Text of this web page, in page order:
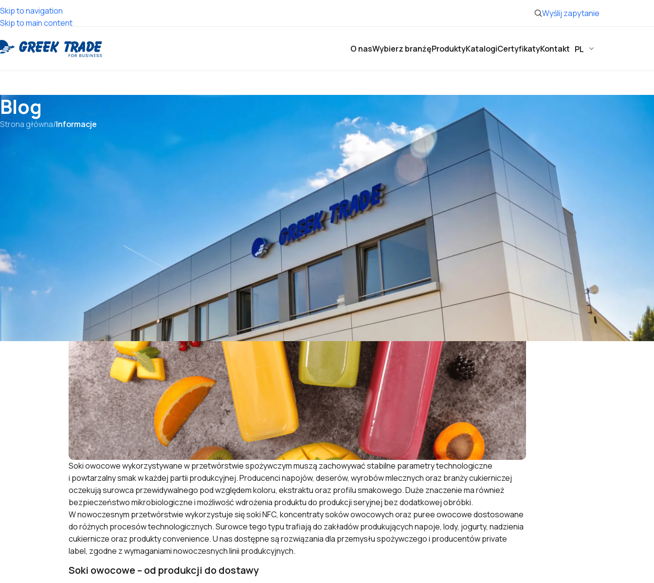
Skip to navigation
Skip to main content
Wyślij zapytanie
O nasWybierz branżęProduktyKatalogiCertyfikatyKontakt PL
Blog
Strona główna/Informacje
INFORMACJE
Soki owocowe
Soki owocowe wykorzystywane w przetwórstwie spożywczym muszą zachowywać stabilne parametry technologiczne
i powtarzalny smak w każdej partii produkcyjnej. Producenci napojów, deserów, wyrobów mlecznych oraz branży cukierniczej
oczekują surowca przewidywalnego pod względem koloru, ekstraktu oraz profilu smakowego. Duże znaczenie ma również
bezpieczeństwo mikrobiologiczne i możliwość wdrożenia produktu do produkcji seryjnej bez dodatkowej obróbki.
W nowoczesnym przetwórstwie wykorzystuje się soki NFC, koncentraty soków owocowych oraz puree owocowe dostosowane
do różnych procesów technologicznych. Surowce tego typu trafiają do zakładów produkujących napoje, lody, jogurty, nadzienia
cukiernicze oraz produkty convenience. U nas dostępne są rozwiązania dla przemysłu spożywczego i producentów private
label, zgodne z wymaganiami nowoczesnych linii produkcyjnych.
Soki owocowe – od produkcji do dostawy